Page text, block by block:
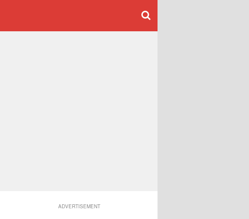
ADVERTISEMENT